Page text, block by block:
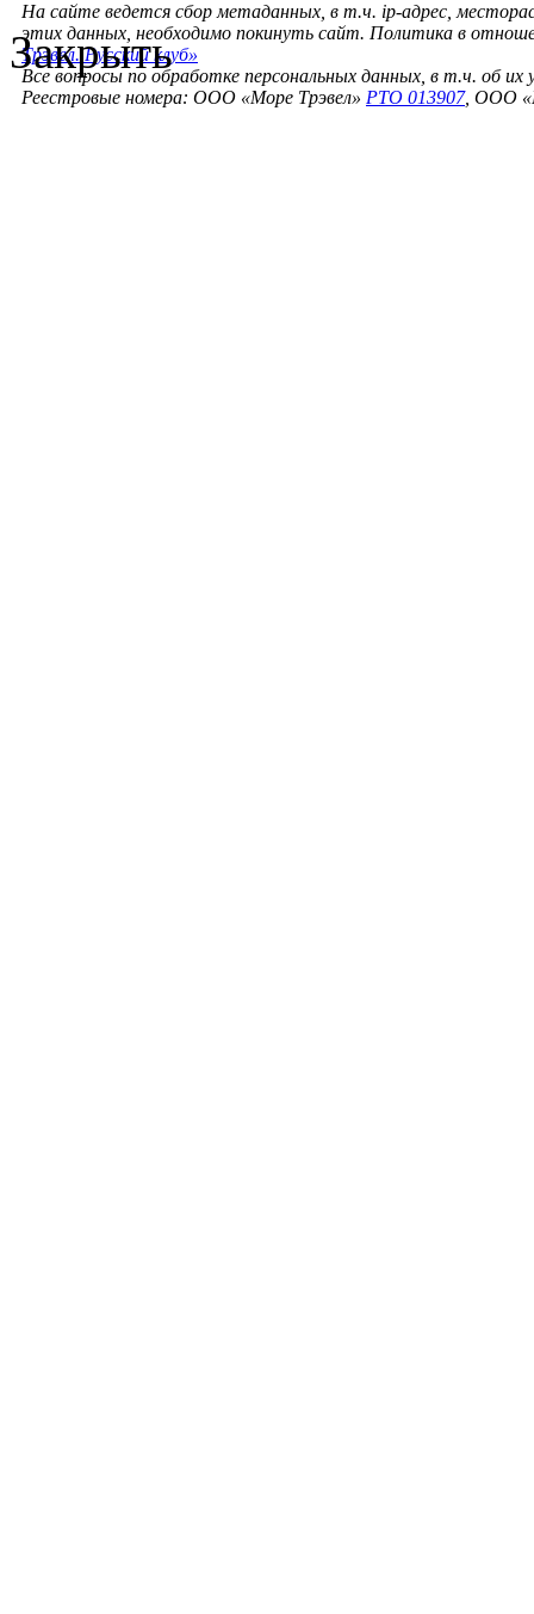
На сайте ведется сбор метаданных, в т.ч. ip-адрес,
этих данных, необходимо покинуть сайт. Политика в
Трэвел. Русский клуб»
Все вопросы по обработке персональных данных, в т.ч. об их
Реестровые номера: ООО «Море Трэвел» РТО 013907, ООО
Закрыть